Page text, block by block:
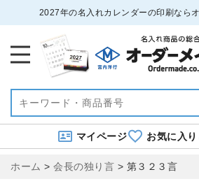
2027年の名入れカレンダーの印刷なら
マイページ お気に入り
ホーム > 会長の独り言 > 第３２３言